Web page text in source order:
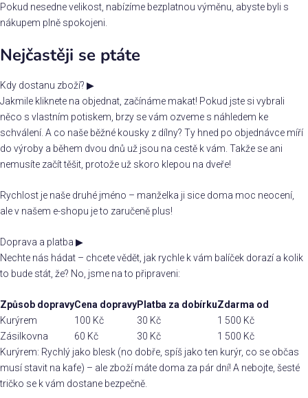
Pokud nesedne velikost, nabízíme bezplatnou výměnu, abyste byli s
nákupem plně spokojeni.
Nejčastěji se ptáte
Kdy dostanu zboží? ▶
Jakmile kliknete na objednat, začínáme makat! Pokud jste si vybrali
něco s vlastním potiskem, brzy se vám ozveme s náhledem ke
schválení. A co naše běžné kousky z dílny? Ty hned po objednávce míří
do výroby a během dvou dnů už jsou na cestě k vám. Takže se ani
nemusíte začít těšit, protože už skoro klepou na dveře!
Rychlost je naše druhé jméno – manželka ji sice doma moc neocení,
ale v našem e-shopu je to zaručeně plus!
Doprava a platba ▶
Nechte nás hádat – chcete vědět, jak rychle k vám balíček dorazí a kolik
to bude stát, že? No, jsme na to připraveni:
Způsob dopravyCena dopravyPlatba za dobírkuZdarma od
Kurýrem
100 Kč 30 Kč
1 500 Kč
Zásilkovna
60 Kč 30 Kč
1 500 Kč
Kurýrem: Rychlý jako blesk (no dobře, spíš jako ten kurýr, co se občas
musí stavit na kafe) – ale zboží máte doma za pár dní! A nebojte, šesté
tričko se k vám dostane bezpečně.